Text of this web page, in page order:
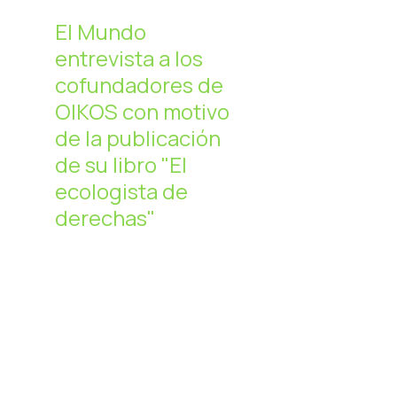
El Mundo
entrevista a los
cofundadores de
OIKOS con motivo
de la publicación
de su libro "El
ecologista de
derechas"